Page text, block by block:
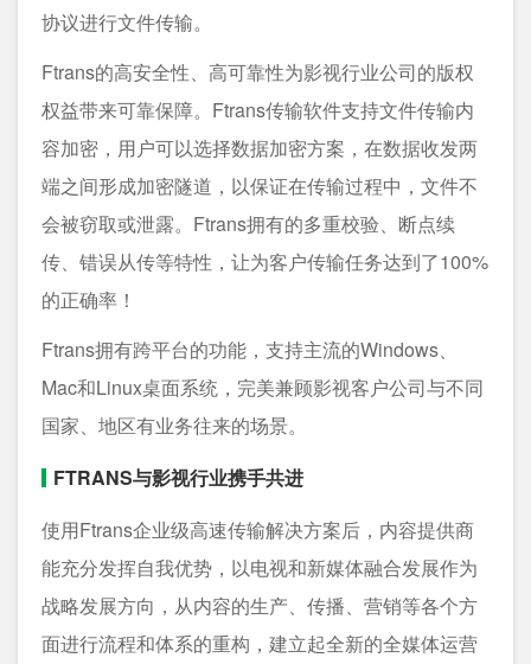
协议进行文件传输。
Ftrans的高安全性、高可靠性为影视行业公司的版权
权益带来可靠保障。Ftrans传输软件支持文件传输内
容加密，用户可以选择数据加密方案，在数据收发两
端之间形成加密隧道，以保证在传输过程中，文件不
会被窃取或泄露。Ftrans拥有的多重校验、断点续
传、错误从传等特性，让为客户传输任务达到了100%
的正确率！
Ftrans拥有跨平台的功能，支持主流的Windows、
Mac和Linux桌面系统，完美兼顾影视客户公司与不同
国家、地区有业务往来的场景。
FTRANS与影视行业携手共进
使用Ftrans企业级高速传输解决方案后，内容提供商
能充分发挥自我优势，以电视和新媒体融合发展作为
战略发展方向，从内容的生产、传播、营销等各个方
面进行流程和体系的重构，建立起全新的全媒体运营